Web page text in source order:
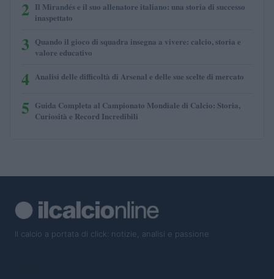
2 Il Mirandés e il suo allenatore italiano: una storia di successo
inaspettato
3 Quando il gioco di squadra insegna a vivere: calcio, storia e
valore educativo
4 Analisi delle difficoltà di Arsenal e delle sue scelte di mercato
5 Guida Completa al Campionato Mondiale di Calcio: Storia,
Curiosità e Record Incredibili
Il calcio a portata di click: notizie, analisi e passione